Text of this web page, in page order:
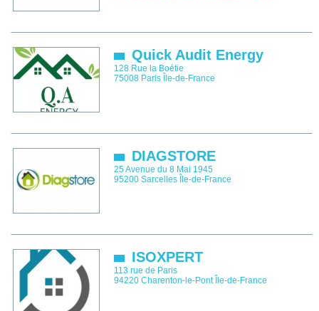
Quick Audit Energy
128 Rue la Boétie
75008 Paris Île-de-France
DIAGSTORE
25 Avenue du 8 Mai 1945
95200 Sarcelles Île-de-France
ISOXPERT
113 rue de Paris
94220 Charenton-le-Pont Île-de-France